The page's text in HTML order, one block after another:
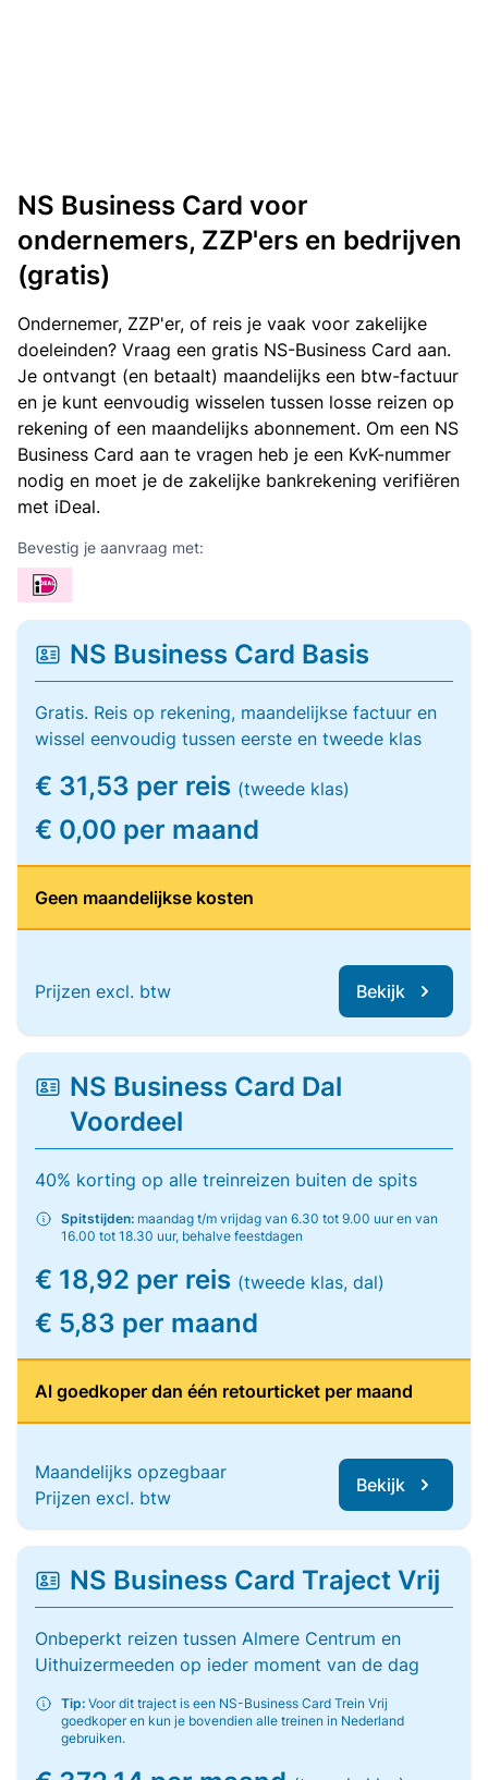
NS Business Card voor
ondernemers, ZZP'ers en bedrijven
(gratis)
Ondernemer, ZZP'er, of reis je vaak voor zakelijke
doeleinden? Vraag een gratis NS-Business Card aan.
Je ontvangt (en betaalt) maandelijks een btw-factuur
en je kunt eenvoudig wisselen tussen losse reizen op
rekening of een maandelijks abonnement. Om een NS
Business Card aan te vragen heb je een KvK-nummer
nodig en moet je de zakelijke bankrekening verifiëren
met iDeal.
Bevestig je aanvraag met:
NS Business Card Basis
Gratis. Reis op rekening, maandelijkse factuur en
wissel eenvoudig tussen eerste en tweede klas
€ 31,53 per reis (tweede klas)
€ 0,00 per maand
Geen maandelijkse kosten
Prijzen excl. btw Bekijk
NS Business Card Dal
Voordeel
40% korting op alle treinreizen buiten de spits
Spitstijden: maandag t/m vrijdag van 6.30 tot 9.00 uur en van
16.00 tot 18.30 uur, behalve feestdagen
€ 18,92 per reis (tweede klas, dal)
€ 5,83 per maand
Al goedkoper dan één retourticket per maand
Maandelijks opzegbaar
Prijzen excl. btw
Bekijk
NS Business Card Traject Vrij
Onbeperkt reizen tussen Almere Centrum en
Uithuizermeeden op ieder moment van de dag
Tip: Voor dit traject is een NS-Business Card Trein Vrij
goedkoper en kun je bovendien alle treinen in Nederland
gebruiken.